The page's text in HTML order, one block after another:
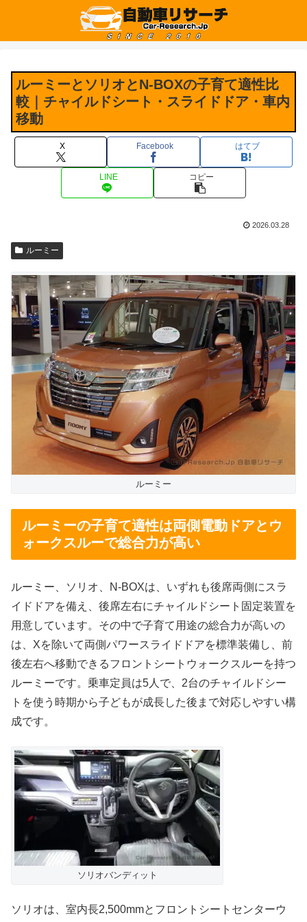
ルーミーとソリオとN-BOXの子育て適性比
較｜チャイルドシート・スライドドア・車内
移動
X Facebook はてブ
LINE コピー
2026.03.28
ルーミー
ルーミー
ルーミーの子育て適性は両側電動ドアとウ
ォークスルーで総合力が高い
ルーミー、ソリオ、N-BOXは、いずれも後席両側にスラ
イドドアを備え、後席左右にチャイルドシート固定装置を
用意しています。その中で子育て用途の総合力が高いの
は、Xを除いて両側パワースライドドアを標準装備し、前
後左右へ移動できるフロントシートウォークスルーを持つ
ルーミーです。乗車定員は5人で、2台のチャイルドシー
トを使う時期から子どもが成長した後まで対応しやすい構
成です。
ソリオバンディット
ソリオは、室内長2,500mmとフロントシートセンターウ